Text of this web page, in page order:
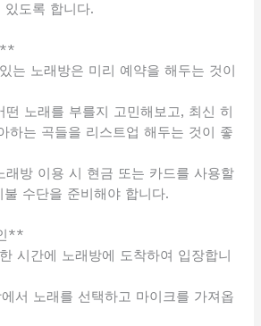
도록 합니다.
**
는 노래방은 미리 예약을 해두는 것이
떤 노래를 부를지 고민해보고, 최신 히
하는 곡들을 리스트업 해두는 것이 좋
래방 이용 시 현금 또는 카드를 사용할
수단을 준비해야 합니다.
**
시간에 노래방에 도착하여 입장합니
서 노래를 선택하고 마이크를 가져옵